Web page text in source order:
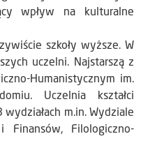
wpływ na kulturalne
szkoły wyższe. W
uczelni. Najstarszą z
Humanistycznym im.
Uczelnia kształci
m.in. Wydziale
i Finansów, Filologiczno-